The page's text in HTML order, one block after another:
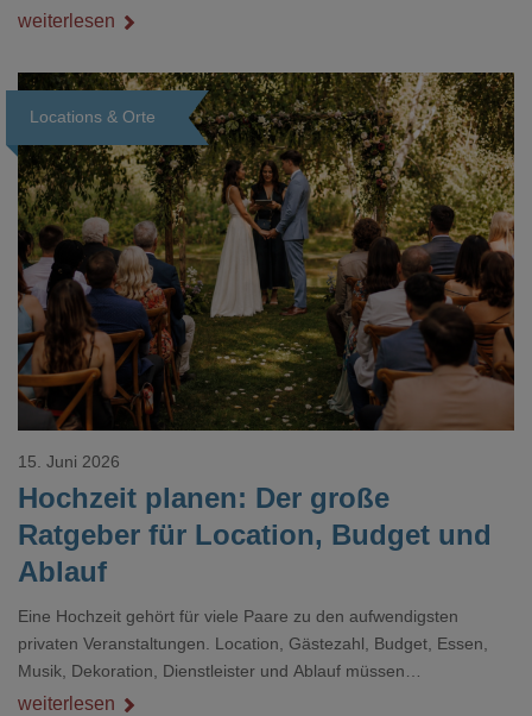
unübersichtlichen Stapel. Wer schon einmal kurz vor einem Event
Dokument gesucht hat, kennt das mulmige Gefühl.
weiterlesen
Locations & Orte
Loading...
Hochzeit planen: Der große
Ratgeber für Location, Budget und
Ablauf
15. Juni 2026
Eine Hochzeit gehört für viele Paare zu den aufwendigsten
privaten Veranstaltungen. Location, Gästezahl, Budget, Essen,
Musik, Dekoration, Dienstleister und Ablauf müssen
zusammenpassen, damit der Tag gut organisiert ist und trotzdem
weiterlesen